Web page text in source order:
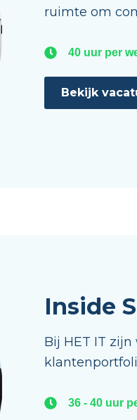
ruimte om
40 uur per
Bekijk
Inside
Bij HET IT
36 - 40 uur